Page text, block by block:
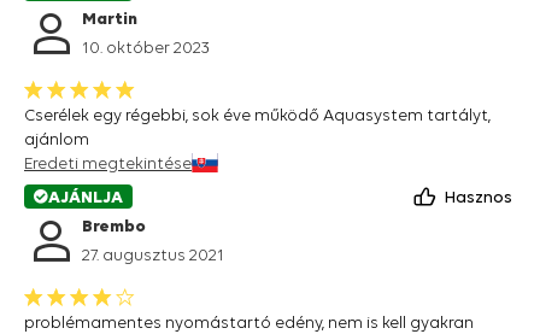
Martin
10. október 2023
Cserélek egy régebbi, sok éve működő Aquasystem tartályt,
ajánlom
Eredeti megtekintése
AJÁNLJA
Hasznos
Brembo
27. augusztus 2021
problémamentes nyomástartó edény, nem is kell gyakran